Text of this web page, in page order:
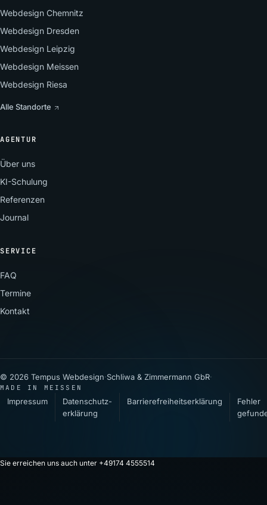
Webdesign Chemnitz
Webdesign Dresden
Webdesign Leipzig
Webdesign Meissen
Webdesign Riesa
Alle Standorte
AGENTUR
Über uns
KI-Schulung
Referenzen
Journal
SERVICE
FAQ
Termine
Kontakt
© 2026 Tempus Webdesign·Schliwa & Zimmermann GbR·
MADE IN MEISSEN
Impressum
Datenschutz­
erklärung
Barrierefreiheitserklärung
Fehler
Sie erreichen uns auch unter +49174 4555514